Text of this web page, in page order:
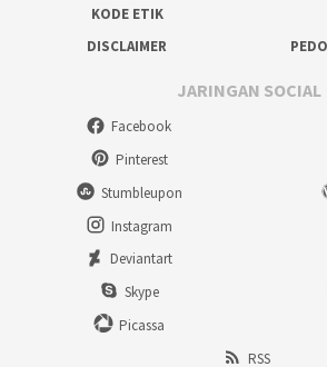
KODE ETIK
DISCLAIMER
JARINGAN SOCIAL
Facebook
Pinterest
Stumbleupon
Instagram
Deviantart
Skype
Picassa
RSS